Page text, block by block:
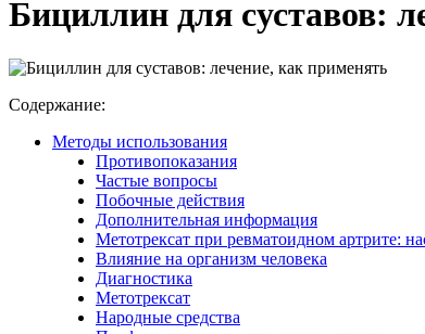
Бициллин для суставов:
Содержание:
Методы использования
Противопоказания
Частые вопросы
Побочные действия
Дополнительная информация
Метотрексат при ревматоидном артрите:
Влияние на организм человека
Диагностика
Метотрексат
Народные средства